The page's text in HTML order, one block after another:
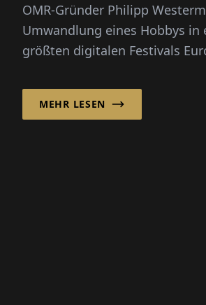
OMR-Gründer Philipp
Umwandlung eines Hobbys in
größten digitalen Festivals
MEHR LESEN